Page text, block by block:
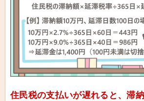
住民税の支払いが遅れると、滞